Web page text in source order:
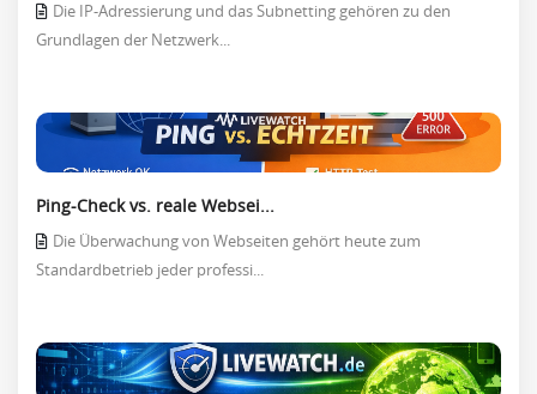
Die IP-Adressierung und das Subnetting gehören zu den
Grundlagen der Netzwerk...
Ping-Check vs. reale Websei...
Die Überwachung von Webseiten gehört heute zum
Standardbetrieb jeder professi...